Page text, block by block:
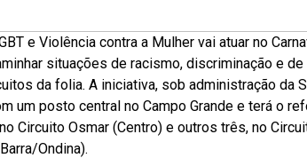
e Violência contra a Mulher vai atuar no
situações de racismo, discriminação e
da folia. A iniciativa, sob administração da
um posto central no Campo Grande e terá o
Circuito Osmar (Centro) e outros três, no
Ondina).